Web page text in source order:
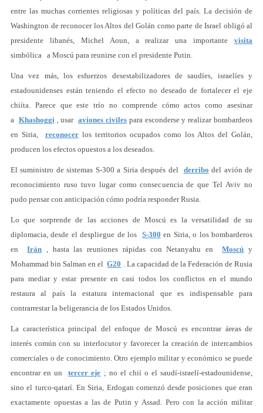
entre las muchas corrientes religiosas y políticas del país. La decisión de
Washington de reconocer los Altos del Golán como parte de Israel obligó al
presidente libanés, Michel Aoun, a realizar una importante visita
simbólica a Moscú para reunirse con el presidente Putin.
Una vez más, los esfuerzos desestabilizadores de saudíes, israelíes y
estadounidenses están teniendo el efecto no deseado de fortalecer el eje
chiíta. Parece que este trío no comprende cómo actos como asesinar
a Khashoggi, usaraviones civilespara esconderse y realizar bombardeos
en Siria, reconocer los territorios ocupados como los Altos del Golán,
producen los efectos opuestos a los deseados.
El suministro de sistemas S-300 a Siria después del derribo del avión de
reconocimiento ruso tuvo lugar como consecuencia de que Tel Aviv no
pudo pensar con anticipación cómo podría responder Rusia.
Lo que sorprende de las acciones de Moscú es la versatilidad de su
diplomacia, desde el despliegue de los S-300 en Siria, o los bombarderos
enIrán , hasta las reuniones rápidas con Netanyahu enMoscú y
Mohammad bin Salman en elG20 . La capacidad de la Federación de Rusia
para mediar y estar presente en casi todos los conflictos en el mundo
restaura al país la estatura internacional que es indispensable para
contrarrestar la beligerancia de los Estados Unidos.
La característica principal del enfoque de Moscú es encontrar áreas de
interés común con su interlocutor y favorecer la creación de intercambios
comerciales o de conocimiento. Otro ejemplo militar y económico se puede
encontrar en untercer eje ; no el chií o el saudí-israelí-estadounidense,
sino el turco-qatarí. En Siria, Erdogan comenzó desde posiciones que eran
exactamente opuestas a las de Putin y Assad. Pero con la acción militar